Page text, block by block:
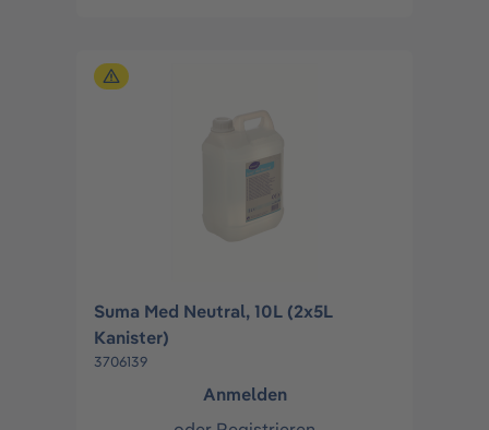
Suma Med Neutral, 10L (2x5L
Kanister)
3706139
Anmelden